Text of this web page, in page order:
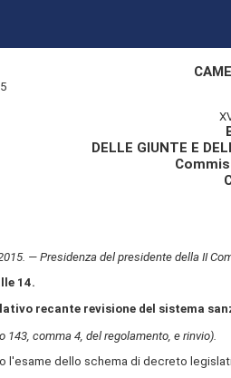
DELLE GIUNTE E
— Presidenza del presidente della II
14.
recante revisione del sistema
143, comma 4, del regolamento, e rinvio).
l'esame dello schema di decreto